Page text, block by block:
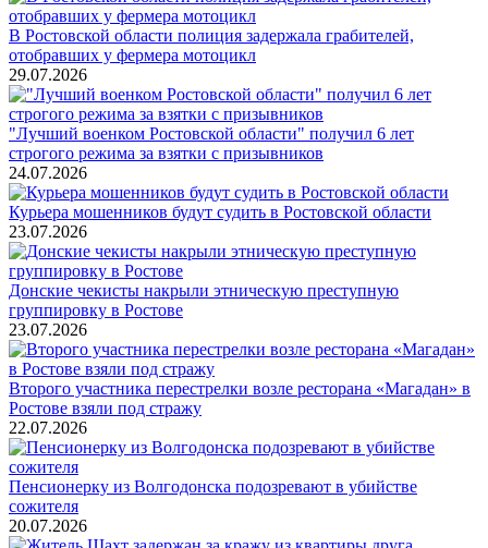
В Ростовской области полиция задержала грабителей,
отобравших у фермера мотоцикл
29.07.2026
"Лучший военком Ростовской области" получил 6 лет
строгого режима за взятки с призывников
24.07.2026
Курьера мошенников будут судить в Ростовской области
23.07.2026
Донские чекисты накрыли этническую преступную
группировку в Ростове
23.07.2026
Второго участника перестрелки возле ресторана «Магадан» в
Ростове взяли под стражу
22.07.2026
Пенсионерку из Волгодонска подозревают в убийстве
сожителя
20.07.2026